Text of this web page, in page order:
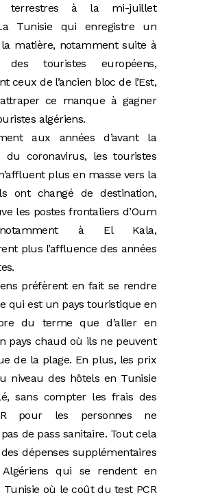
terrestres à la mi-juillet
Tunisie qui enregistre un
matière, notamment suite à
des touristes européens,
ceux de l’ancien bloc de l’Est,
ce manque à gagner
algériens.
aux années d’avant la
du coronavirus, les touristes
plus en masse vers la
ont changé de destination,
les postes frontaliers d’Oum
à El Kala,
plus l’affluence des années
préfèrent en fait se rendre
qui est un pays touristique en
du terme que d’aller en
pays chaud où ils ne peuvent
de la plage. En plus, les prix
niveau des hôtels en Tunisie
sans compter les frais des
pour les personnes ne
de pass sanitaire. Tout cela
dépenses supplémentaires
qui se rendent en
où le coût du test PCR